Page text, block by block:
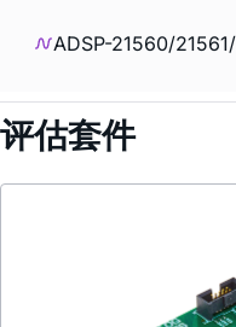
ADSP-21560/
评估套件